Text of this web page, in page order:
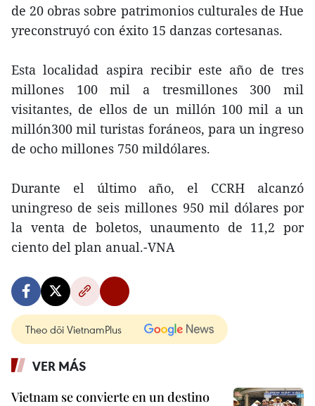
de 20 obras sobre patrimonios culturales de Hue
yreconstruyó con éxito 15 danzas cortesanas.
Esta localidad aspira recibir este año de tres
millones 100 mil a tresmillones 300 mil
visitantes, de ellos de un millón 100 mil a un
millón300 mil turistas foráneos, para un ingreso
de ocho millones 750 mildólares.
Durante el último año, el CCRH alcanzó
uningreso de seis millones 950 mil dólares por
la venta de boletos, unaumento de 11,2 por
ciento del plan anual.-VNA
Theo dõi VietnamPlus
VER MÁS
Vietnam se convierte en un destino